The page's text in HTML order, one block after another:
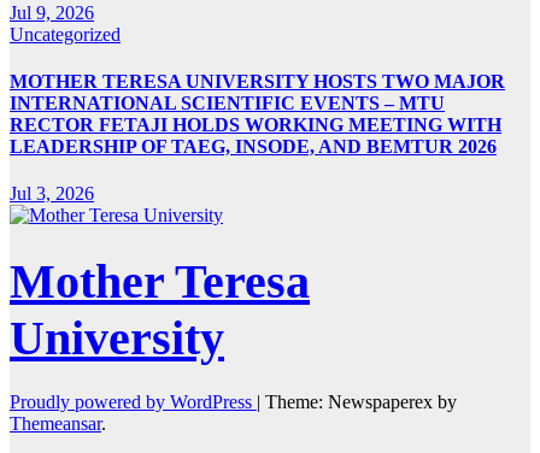
Jul 9, 2026
Uncategorized
MOTHER TERESA UNIVERSITY HOSTS TWO MAJOR
INTERNATIONAL SCIENTIFIC EVENTS – MTU
RECTOR FETAJI HOLDS WORKING MEETING WITH
LEADERSHIP OF TAEG, INSODE, AND BEMTUR 2026
Jul 3, 2026
Mother Teresa
University
Proudly powered by WordPress | Theme: Newspaperex by
Themeansar.